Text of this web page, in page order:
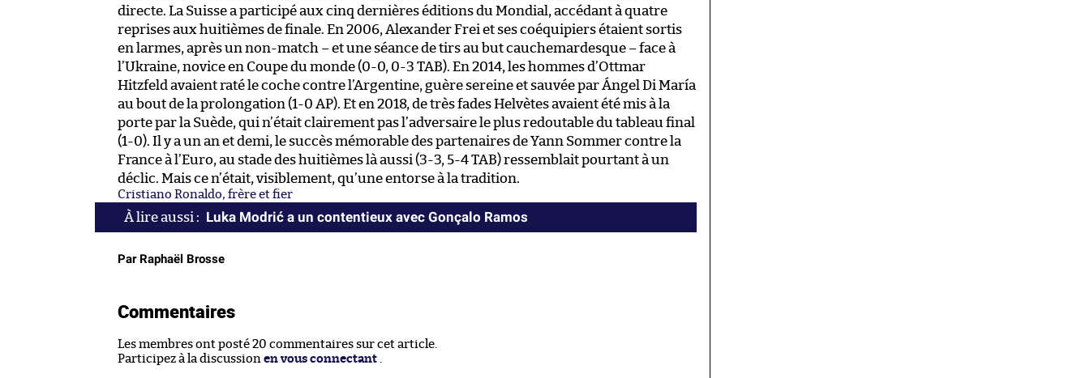
directe. La Suisse a participé aux cinq dernières éditions du Mondial, accédant à quatre
reprises aux huitièmes de finale. En 2006, Alexander Frei et ses coéquipiers étaient sortis
en larmes, après un non-match – et une séance de tirs au but cauchemardesque – face à
l’Ukraine, novice en Coupe du monde (0-0, 0-3 TAB). En 2014, les hommes d’Ottmar
Hitzfeld avaient raté le coche contre l’Argentine, guère sereine et sauvée par Ángel Di María
au bout de la prolongation (1-0 AP). Et en 2018, de très fades Helvètes avaient été mis à la
porte par la Suède, qui n’était clairement pas l’adversaire le plus redoutable du tableau final
(1-0). Il y a un an et demi, le succès mémorable des partenaires de Yann Sommer contre la
France à l’Euro, au stade des huitièmes là aussi (3-3, 5-4 TAB) ressemblait pourtant à un
déclic. Mais ce n’était, visiblement, qu’une entorse à la tradition.
Cristiano Ronaldo, frère et fier
Luka Modrić a un contentieux avec Gonçalo Ramos
Par Raphaël Brosse
Commentaires
Les membres ont posté 20 commentaires sur cet article.
Participez à la discussion en vous connectant